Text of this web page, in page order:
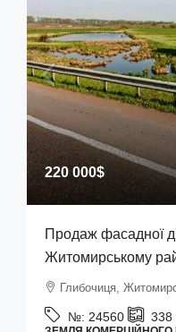
220 000$
Продаж фасадної
Житомирському
Глибочиця,
№: 24560 338